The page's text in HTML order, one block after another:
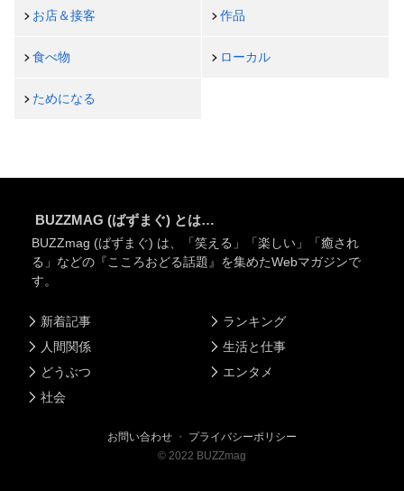
お店＆接客 作品
食べ物 ローカル
ためになる
BUZZMAG (ばずまぐ) とは…
BUZZmag (ばずまぐ) は、「笑える」「楽しい」「癒され
る」などの『こころおどる話題』を集めたWebマガジンで
す。
新着記事
人間関係
どうぶつ
社会
ランキング
生活と仕事
エンタメ
お問い合わせ ・ プライバシーポリシー
© 2022 BUZZmag